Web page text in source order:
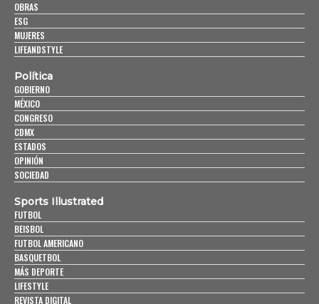
OBRAS
ESG
MUJERES
LIFEANDSTYLE
Política
GOBIERNO
MÉXICO
CONGRESO
CDMX
ESTADOS
OPINIÓN
SOCIEDAD
Sports Illustrated
FUTBOL
BEISBOL
FUTBOL AMERICANO
BASQUETBOL
MÁS DEPORTE
LIFESTYLE
REVISTA DIGITAL